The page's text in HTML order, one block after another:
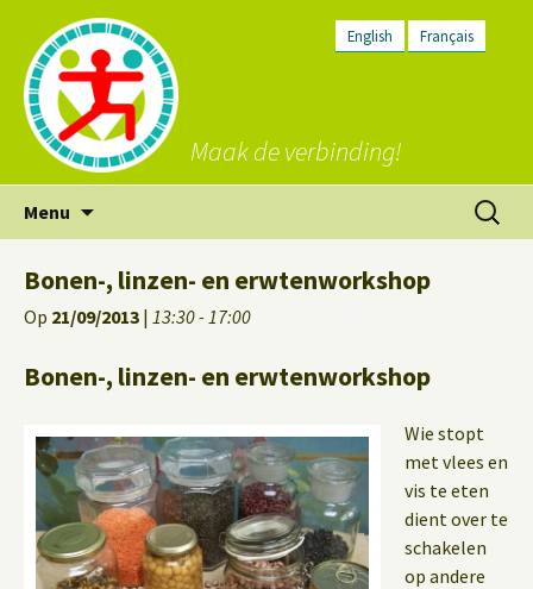
English Français
Maak de verbinding!
Menu
inhoud
Zoeken
naar:
Bonen-, linzen- en erwtenworkshop
Op 21/09/2013 | 13:30 - 17:00
Bonen-, linzen- en erwtenworkshop
Wie stopt
met vlees en
vis te eten
dient over te
schakelen
op andere